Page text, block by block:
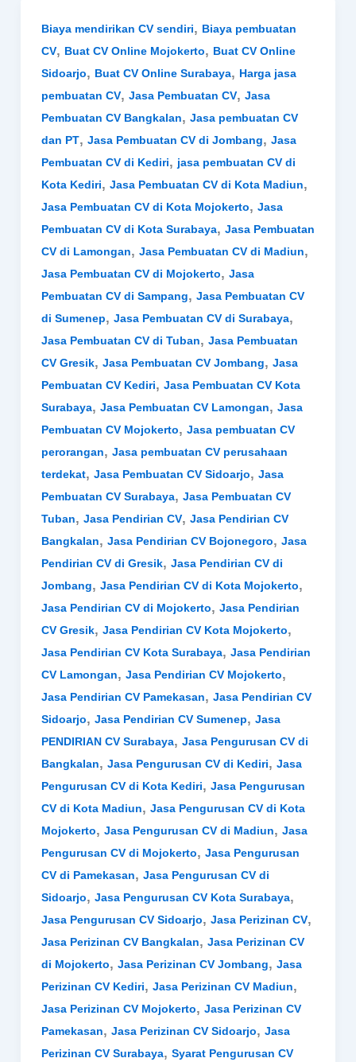
Biaya mendirikan CV sendiri, Biaya pembuatan
CV, Buat CV Online Mojokerto, Buat CV Online
Sidoarjo, Buat CV Online Surabaya, Harga jasa
pembuatan CV, Jasa Pembuatan CV, Jasa
Pembuatan CV Bangkalan, Jasa pembuatan CV
dan PT, Jasa Pembuatan CV di Jombang, Jasa
Pembuatan CV di Kediri, jasa pembuatan CV di
Kota Kediri, Jasa Pembuatan CV di Kota Madiun,
Jasa Pembuatan CV di Kota Mojokerto, Jasa
Pembuatan CV di Kota Surabaya, Jasa Pembuatan
CV di Lamongan, Jasa Pembuatan CV di Madiun,
Jasa Pembuatan CV di Mojokerto, Jasa
Pembuatan CV di Sampang, Jasa Pembuatan CV
di Sumenep, Jasa Pembuatan CV di Surabaya,
Jasa Pembuatan CV di Tuban, Jasa Pembuatan
CV Gresik, Jasa Pembuatan CV Jombang, Jasa
Pembuatan CV Kediri, Jasa Pembuatan CV Kota
Surabaya, Jasa Pembuatan CV Lamongan, Jasa
Pembuatan CV Mojokerto, Jasa pembuatan CV
perorangan, Jasa pembuatan CV perusahaan
terdekat, Jasa Pembuatan CV Sidoarjo, Jasa
Pembuatan CV Surabaya, Jasa Pembuatan CV
Tuban, Jasa Pendirian CV, Jasa Pendirian CV
Bangkalan, Jasa Pendirian CV Bojonegoro, Jasa
Pendirian CV di Gresik, Jasa Pendirian CV di
Jombang, Jasa Pendirian CV di Kota Mojokerto,
Jasa Pendirian CV di Mojokerto, Jasa Pendirian
CV Gresik, Jasa Pendirian CV Kota Mojokerto,
Jasa Pendirian CV Kota Surabaya, Jasa Pendirian
CV Lamongan, Jasa Pendirian CV Mojokerto,
Jasa Pendirian CV Pamekasan, Jasa Pendirian CV
Sidoarjo, Jasa Pendirian CV Sumenep, Jasa
PENDIRIAN CV Surabaya, Jasa Pengurusan CV di
Bangkalan, Jasa Pengurusan CV di Kediri, Jasa
Pengurusan CV di Kota Kediri, Jasa Pengurusan
CV di Kota Madiun, Jasa Pengurusan CV di Kota
Mojokerto, Jasa Pengurusan CV di Madiun, Jasa
Pengurusan CV di Mojokerto, Jasa Pengurusan
CV di Pamekasan, Jasa Pengurusan CV di
Sidoarjo, Jasa Pengurusan CV Kota Surabaya,
Jasa Pengurusan CV Sidoarjo, Jasa Perizinan CV,
Jasa Perizinan CV Bangkalan, Jasa Perizinan CV
di Mojokerto, Jasa Perizinan CV Jombang, Jasa
Perizinan CV Kediri, Jasa Perizinan CV Madiun,
Jasa Perizinan CV Mojokerto, Jasa Perizinan CV
Pamekasan, Jasa Perizinan CV Sidoarjo, Jasa
Perizinan CV Surabaya, Syarat Pengurusan CV